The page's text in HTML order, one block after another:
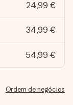
24,99 €
34,99 €
54,99 €
Ordem de negócios